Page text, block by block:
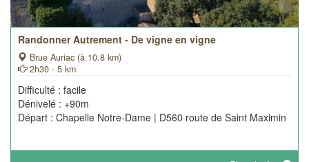
Randonner Autrement - De vigne en vigne
Brue Auriac (à 10.8 km)
2h30 - 5 km
Difficulté : facile
Dénivelé : +90m
Départ : Chapelle Notre-Dame | D560 route de Saint Maximin